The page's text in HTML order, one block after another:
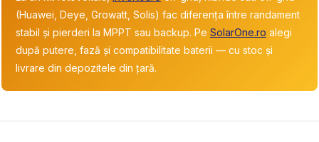
(Huawei, Deye, Growatt, Solis) fac diferența între randament
stabil și pierderi la MPPT sau backup. Pe SolarOne.ro alegi
după putere, fază și compatibilitate baterii — cu stoc și
livrare din depozitele din țară.